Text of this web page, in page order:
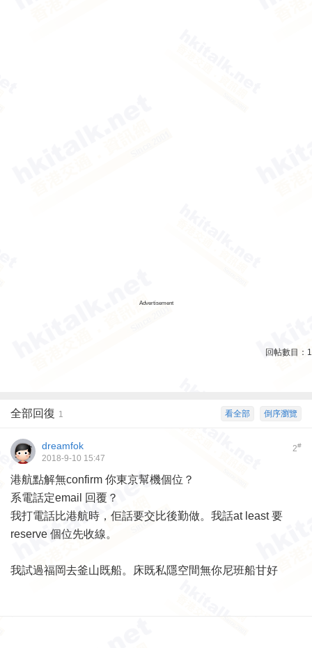
Advertisement
回帖數目： 1
倒序瀏覽
看全部
全部回復 1
2#
dreamfok
2018-9-10 15:47
港航點解無confirm 你東京幫機個位？
系電話定email 回覆？
我打電話比港航時，佢話要交比後勤做。我話at least 要
reserve 個位先收線。
我試過福岡去釜山既船。床既私隱空間無你尼班船甘好